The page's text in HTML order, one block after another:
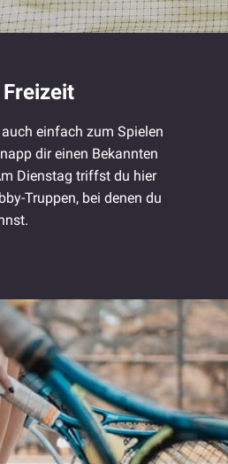
einfach zum Spielen
dir einen Bekannten
Dienstag triffst du hier
Truppen, bei denen du